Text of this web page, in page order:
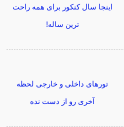
اینجا سال کنکور برای همه راحت
ترین ساله!
تورهای داخلی و خارجی لحظه
آخری رو از دست نده